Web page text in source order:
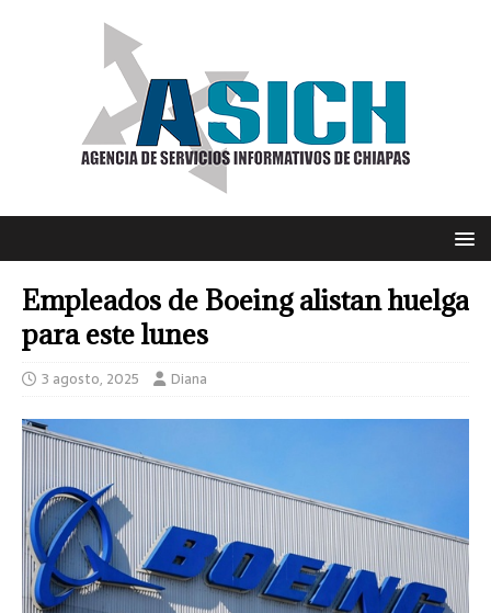
Empleados de Boeing alistan huelga
para este lunes
3 agosto, 2025 Diana